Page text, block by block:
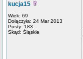
kucja15
Wiek: 69
Dołączyła: 24 Mar 2013
Posty: 183
Skąd: Śląskie